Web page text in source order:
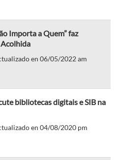
Importa a Quem” faz
en 06/05/2022 am
bibliotecas digitais e SIB na
en 04/08/2020 pm